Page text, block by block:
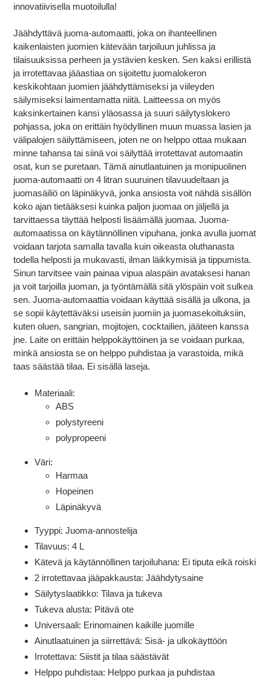
innovatiivisella muotoilulla!
Jäähdyttävä juoma-automaatti, joka on ihanteellinen
kaikenlaisten juomien kätevään tarjoiluun juhlissa ja
tilaisuuksissa perheen ja ystävien kesken. Sen kaksi erillistä
ja irrotettavaa jääastiaa on sijoitettu juomalokeron
keskikohtaan juomien jäähdyttämiseksi ja viileyden
säilymiseksi laimentamatta niitä. Laitteessa on myös
kaksinkertainen kansi yläosassa ja suuri säilytyslokero
pohjassa, joka on erittäin hyödyllinen muun muassa lasien ja
välipalojen säilyttämiseen, joten ne on helppo ottaa mukaan
minne tahansa tai siinä voi säilyttää irrotettavat automaatin
osat, kun se puretaan. Tämä ainutlaatuinen ja monipuolinen
juoma-automaatti on 4 litran suuruinen tilavuudeltaan ja
juomasäiliö on läpinäkyvä, jonka ansiosta voit nähdä sisällön
koko ajan tietääksesi kuinka paljon juomaa on jäljellä ja
tarvittaessa täyttää helposti lisäämällä juomaa. Juoma-
automaatissa on käytännöllinen vipuhana, jonka avulla juomat
voidaan tarjota samalla tavalla kuin oikeasta oluthanasta
todella helposti ja mukavasti, ilman läikkymisiä ja tippumista.
Sinun tarvitsee vain painaa vipua alaspäin avataksesi hanan
ja voit tarjoilla juoman, ja työntämällä sitä ylöspäin voit sulkea
sen. Juoma-automaattia voidaan käyttää sisällä ja ulkona, ja
se sopii käytettäväksi useisiin juomiin ja juomasekoituksiin,
kuten oluen, sangrian, mojitojen, cocktailien, jääteen kanssa
jne. Laite on erittäin helppokäyttöinen ja se voidaan purkaa,
minkä ansiosta se on helppo puhdistaa ja varastoida, mikä
taas säästää tilaa. Ei sisällä laseja.
Materiaali:
ABS
polystyreeni
polypropeeni
Väri:
Harmaa
Hopeinen
Läpinäkyvä
Tyyppi: Juoma-annostelija
Tilavuus: 4 L
Kätevä ja käytännöllinen tarjoiluhana: Ei tiputa eikä roiski
2 irrotettavaa jääpakkausta: Jäähdytysaine
Säilytyslaatikko: Tilava ja tukeva
Tukeva alusta: Pitävä ote
Universaali: Erinomainen kaikille juomille
Ainutlaatuinen ja siirrettävä: Sisä- ja ulkokäyttöön
Irrotettava: Siistit ja tilaa säästävät
Helppo puhdistaa: Helppo purkaa ja puhdistaa